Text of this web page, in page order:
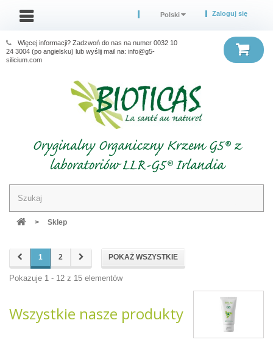
Więcej informacji? Zadzwoń do nas na numer 0032 10
24 3004 (po angielsku) lub wyślij mail na: info@g5-
silicium.com
Zaloguj się
Polski
Oryginalny Organiczny Krzem G5® z
laboratoriów LLR-G5® Irlandia
> Sklep
POKAŻ WSZYSTKIE
1 2
Pokazuje 1 - 12 z 15 elementów
Wszystkie nasze produkty